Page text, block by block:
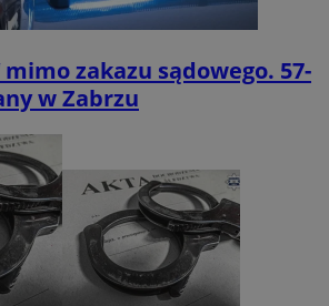
mimo zakazu sądowego. 57-
w Zabrzu